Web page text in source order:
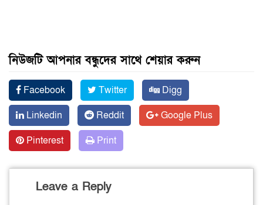
নিউজটি আপনার বন্ধুদের সাথে শেয়ার করুন
Facebook Twitter
Digg
Linkedin
Reddit
Google Plus
Pinterest
Print
Leave a Reply